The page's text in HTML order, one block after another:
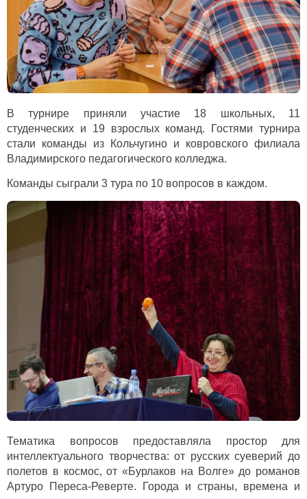
В турнире приняли участие 18 школьных, 11
студенческих и 19 взрослых команд. Гостями турнира
стали команды из Кольчугино и ковровского филиала
Владимирского педагогического колледжа.
Команды сыграли 3 тура по 10 вопросов в каждом.
Тематика вопросов предоставляла простор для
интеллектуального творчества: от русских суеверий до
полетов в космос, от «Бурлаков на Волге» до романов
Артуро Переса-Реверте. Города и страны, времена и